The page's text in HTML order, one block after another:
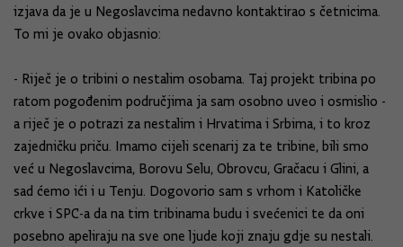
izjava da je u Negoslavcima nedavno kontaktirao s četnicima.
To mi je ovako objasnio:
- Riječ je o tribini o nestalim osobama. Taj projekt tribina po
ratom pogođenim područjima ja sam osobno uveo i osmislio -
a riječ je o potrazi za nestalim i Hrvatima i Srbima, i to kroz
zajedničku priču. Imamo cijeli scenarij za te tribine, bili smo
već u Negoslavcima, Borovu Selu, Obrovcu, Gračacu i Glini, a
sad ćemo ići i u Tenju. Dogovorio sam s vrhom i Katoličke
crkve i SPC-a da na tim tribinama budu i svećenici te da oni
posebno apeliraju na sve one ljude koji znaju gdje su nestali.